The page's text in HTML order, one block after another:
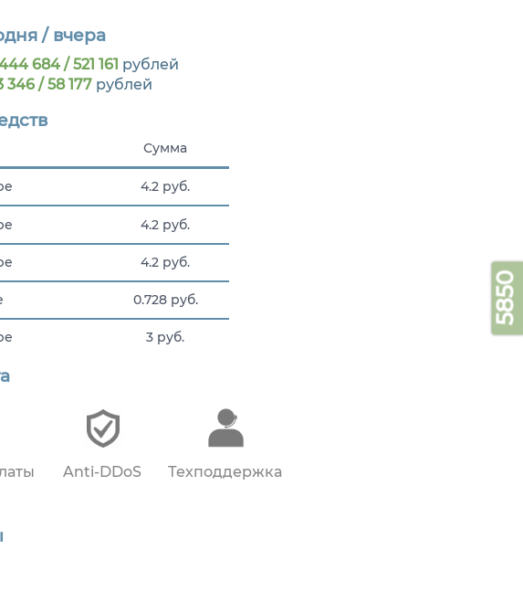
/ вчера
684 / 521 161 рублей
346 / 58 177рублей
Сумма
4.2 руб.
4.2 руб.
4.2 руб.
0.728 руб.
3 руб.
Anti-DDoS Техподдержка
5850